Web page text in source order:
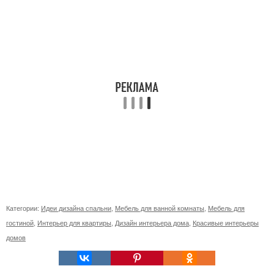
Категории: Идеи дизайна спальни Мебель для ванной комнаты Мебель для
гостиной Интерьер для квартиры Дизайн интерьера дома Красивые интерьеры
домов